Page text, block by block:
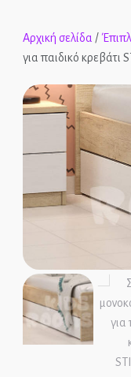
Αρχική σελίδα /
για παιδικό κρεβάτι